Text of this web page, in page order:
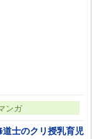
ンガ
士のクリ授乳育児